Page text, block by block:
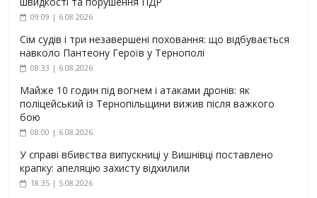
09:09 | 6.08.2026
Сім судів і три незавершені поховання: що відбувається
навколо Пантеону Героїв у Тернополі
08:33 | 6.08.2026
Майже 10 годин під вогнем і атаками дронів: як
поліцейський із Тернопільщини вижив після важкого
бою
08:00 | 6.08.2026
У справі вбивства випускниці у Вишнівці поставлено
крапку: апеляцію захисту відхилили
18:35 | 5.08.2026